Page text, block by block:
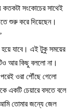
কতকটা সংকোচের সাথেই
শুরু করে দিয়েছেন।
’
হয়ে যাবে। এই টুকু সময়ের
আর কিছু বললো না।
পরেই ওরা পৌঁছে গেলো
একটি চেয়ারে বসতে বলে
তোমার জন্যে জেল